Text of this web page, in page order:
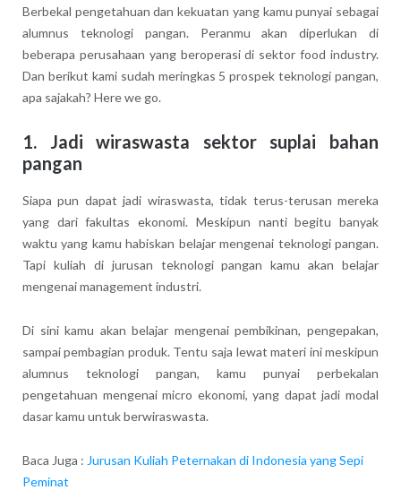
Berbekal pengetahuan dan kekuatan yang kamu punyai sebagai
alumnus teknologi pangan. Peranmu akan diperlukan di
beberapa perusahaan yang beroperasi di sektor food industry.
Dan berikut kami sudah meringkas 5 prospek teknologi pangan,
apa sajakah? Here we go.
1. Jadi wiraswasta sektor suplai bahan
pangan
Siapa pun dapat jadi wiraswasta, tidak terus-terusan mereka
yang dari fakultas ekonomi. Meskipun nanti begitu banyak
waktu yang kamu habiskan belajar mengenai teknologi pangan.
Tapi kuliah di jurusan teknologi pangan kamu akan belajar
mengenai management industri.
Di sini kamu akan belajar mengenai pembikinan, pengepakan,
sampai pembagian produk. Tentu saja lewat materi ini meskipun
alumnus teknologi pangan, kamu punyai perbekalan
pengetahuan mengenai micro ekonomi, yang dapat jadi modal
dasar kamu untuk berwiraswasta.
Baca Juga : Jurusan Kuliah Peternakan di Indonesia yang Sepi
Peminat